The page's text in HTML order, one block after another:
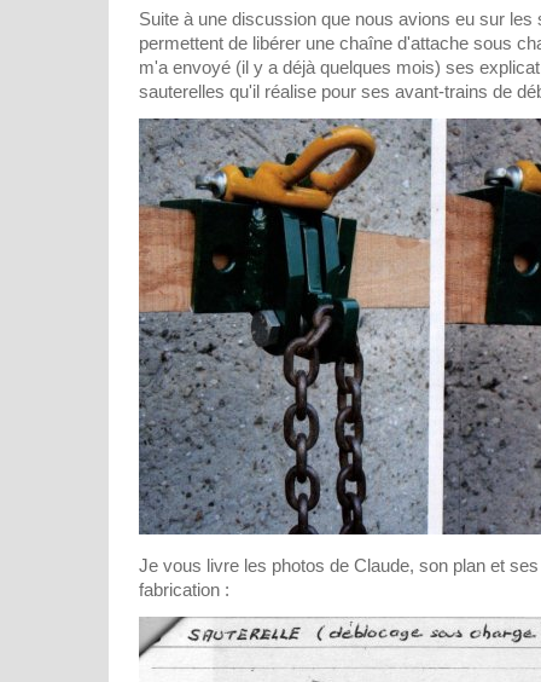
Suite à une discussion que nous avions eu sur les
permettent de libérer une chaîne d'attache sous
m'a envoyé (il y a déjà quelques mois) ses
sauterelles qu'il réalise pour ses avant-trains de
Je vous livre les photos de Claude, son plan et
fabrication :